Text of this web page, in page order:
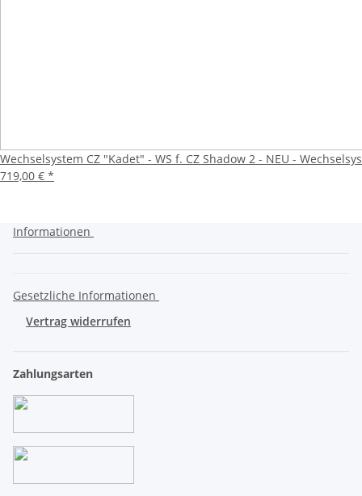
Wechselsystem CZ "Kadet" - WS f. CZ Shadow 2 - NEU -
719,00 € *
Informationen
Gesetzliche Informationen
Vertrag widerrufen
Zahlungsarten